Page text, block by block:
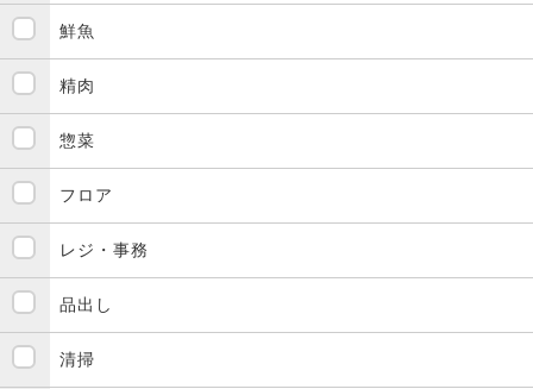
鮮魚
精肉
惣菜
フロア
レジ・事務
品出し
清掃